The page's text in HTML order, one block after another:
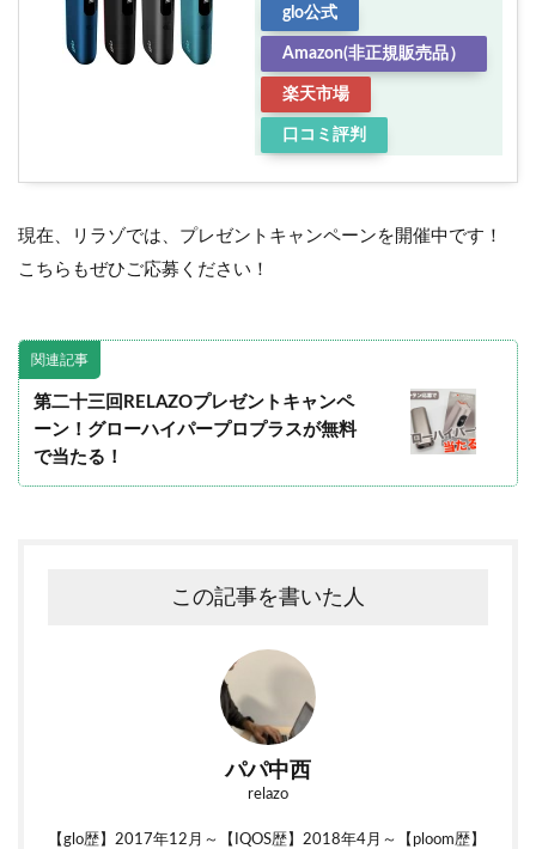
glo公式
Amazon(非正規販売品）
楽天市場
口コミ評判
現在、リラゾでは、プレゼントキャンペーンを開催中です！
こちらもぜひご応募ください！
関連記事
第二十三回RELAZOプレゼントキャンペ
ーン！グローハイパープロプラスが無料
で当たる！
この記事を書いた人
パパ中西
relazo
【glo歴】2017年12月～【IQOS歴】2018年4月～【ploom歴】